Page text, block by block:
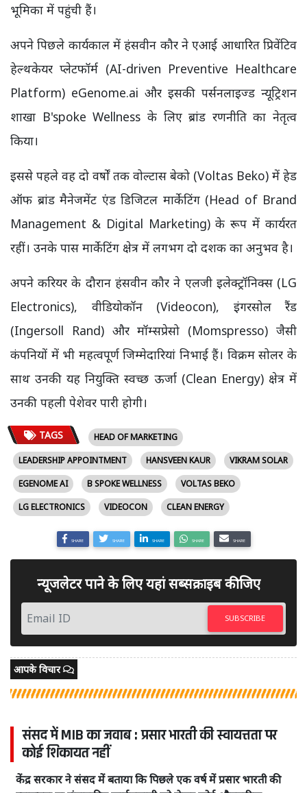
भूमिका में पहुंची हैं।
अपने पिछले कार्यकाल में हंसवीन कौर ने एआई आधारित प्रिवेंटिव
हेल्थकेयर प्लेटफॉर्म (AI-driven Preventive Healthcare
Platform) eGenome.ai और इसकी पर्सनलाइज्ड न्यूट्रिशन
शाखा B'spoke Wellness के लिए ब्रांड रणनीति का नेतृत्व
किया।
इससे पहले वह दो वर्षों तक वोल्टास बेको (Voltas Beko) में हेड
ऑफ ब्रांड मैनेजमेंट एंड डिजिटल मार्केटिंग (Head of Brand
Management & Digital Marketing) के रूप में कार्यरत
रहीं। उनके पास मार्केटिंग क्षेत्र में लगभग दो दशक का अनुभव है।
अपने करियर के दौरान हंसवीन कौर ने एलजी इलेक्ट्रॉनिक्स (LG
Electronics), वीडियोकॉन (Videocon), इंगरसोल रैंड
(Ingersoll Rand) और मॉम्सप्रेसो (Momspresso) जैसी
कंपनियों में भी महत्वपूर्ण जिम्मेदारियां निभाई हैं। विक्रम सोलर के
साथ उनकी यह नियुक्ति स्वच्छ ऊर्जा (Clean Energy) क्षेत्र में
उनकी पहली पेशेवर पारी होगी।
TAGS
HEAD OF MARKETING
LEADERSHIP APPOINTMENT
HANSVEEN KAUR
VIKRAM SOLAR
EGENOME AI
B SPOKE WELLNESS
VOLTAS BEKO
LG ELECTRONICS
VIDEOCON CLEAN ENERGY
SHARE SHARE SHARE SHARE SHARE
न्यूजलेटर पाने के लिए यहां सब्सक्राइब कीजिए
SUBSCRIBE
आपके विचार
संसद में MIB का जवाब : प्रसार भारती की स्वायत्तता पर
कोई शिकायत नहीं
केंद्र सरकार ने संसद में बताया कि पिछले एक वर्ष में प्रसार भारती की